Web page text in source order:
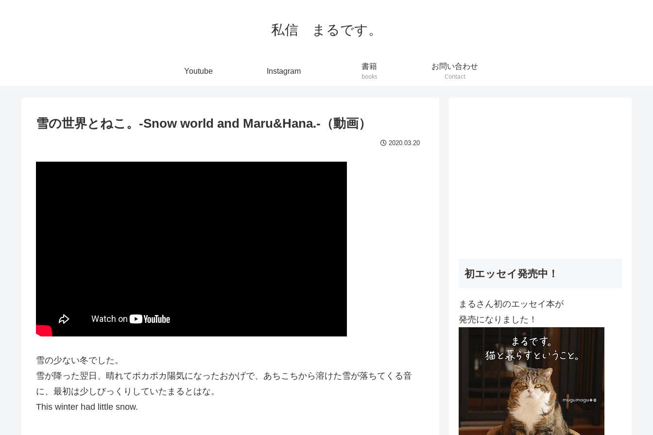
私信 まるです。
Youtube Instagram
書籍
books
お問い合わせ
Contact
雪の世界とねこ。-Snow world and Maru&Hana.-（動画）
2020.03.20
雪の少ない冬でした。
雪が降った翌日、晴れてポカポカ陽気になったおかげで、あちこちから溶けた雪が落ちてくる音
に、最初は少しびっくりしていたまるとはな。
This winter had little snow.
初エッセイ発売中！
まるさん初のエッセイ本が
発売になりました！